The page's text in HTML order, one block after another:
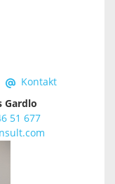
Kontakt
Gardlo
51 677